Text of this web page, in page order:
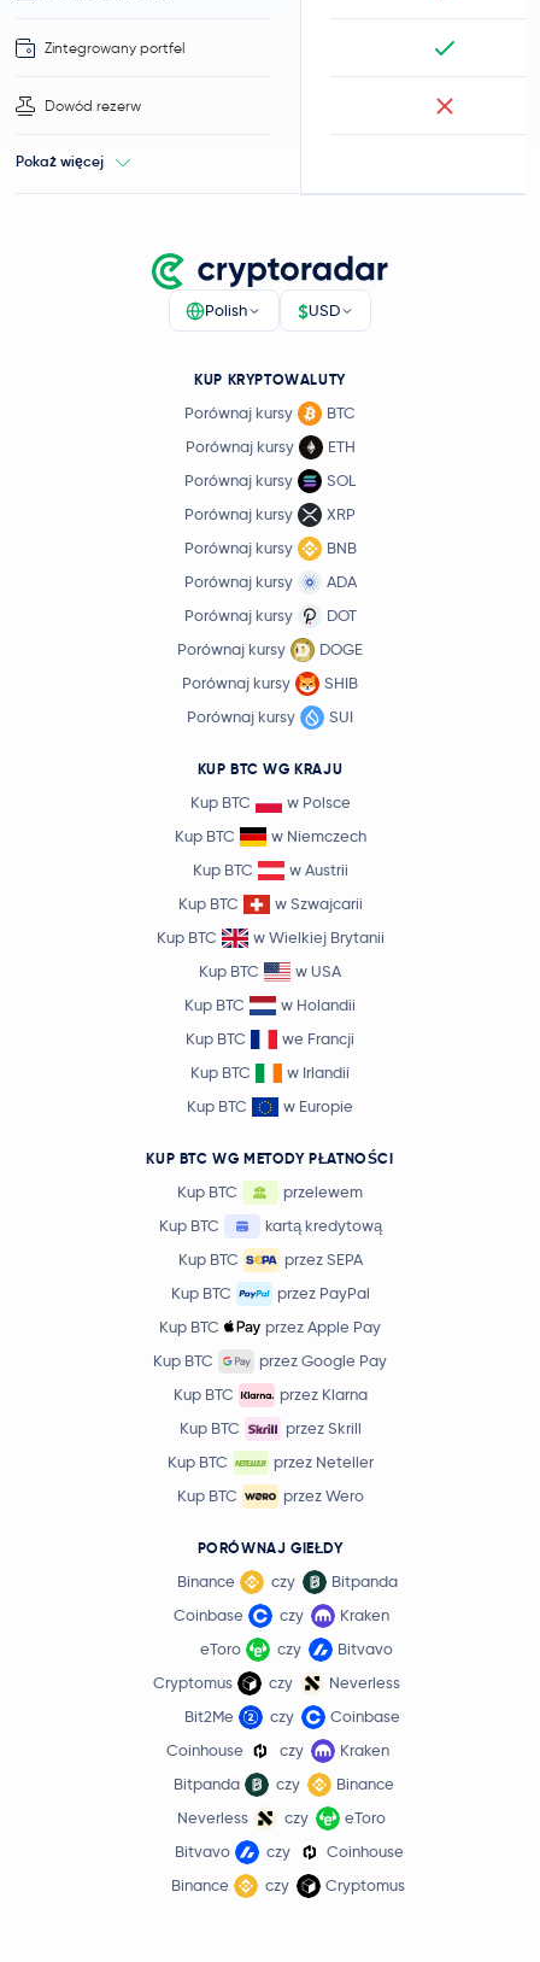
Zintegrowany portfel
Dowód rezerw
Pokaż więcej
Polish $USD
KUP KRYPTOWALUTY
Porównaj kursy
BTC
Porównaj kursy
ETH
Porównaj kursy
SOL
Porównaj kursy
XRP
Porównaj kursy
BNB
Porównaj kursy
ADA
Porównaj kursy
DOT
Porównaj kursy
DOGE
Porównaj kursy
SHIB
Porównaj kursy
SUI
KUP BTC WG KRAJU
Kup BTC
w Polsce
Kup BTC
w Niemczech
Kup BTC
w Austrii
Kup BTC
w Szwajcarii
Kup BTC
w Wielkiej Brytanii
Kup BTC
w USA
Kup BTC
w Holandii
Kup BTC
we Francji
Kup BTC
w Irlandii
Kup BTC
w Europie
KUP BTC WG METODY PŁATNOŚCI
Kup BTC
przelewem
Kup BTC
kartą kredytową
Kup BTC
przez SEPA
Kup BTC
przez PayPal
Kup BTC
przez Apple Pay
Kup BTC
przez Google Pay
Kup BTC
przez Klarna
Kup BTC
przez Skrill
Kup BTC
przez Neteller
Kup BTC
przez Wero
PORÓWNAJ GIEŁDY
Binance czy
Bitpanda
Coinbase
czy
Kraken
eToro
czy
Bitvavo
Cryptomus
czy
Neverless
Bit2Me
czy
Coinbase
Coinhouse
czy
Kraken
Bitpanda
czy
Binance
Neverless
czy
eToro
Bitvavo
czy
Coinhouse
Binance
czy Cryptomus